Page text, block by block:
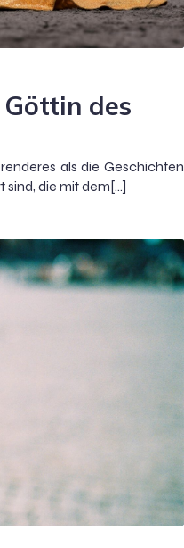
des
als die Geschichten
die mit dem[…]